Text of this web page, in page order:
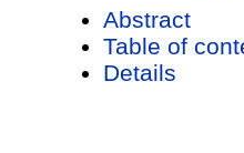
Abstract
Table of
Details